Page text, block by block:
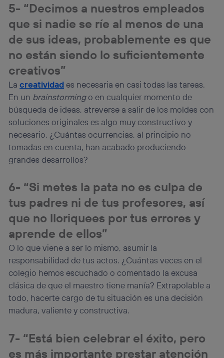
5- “Decimos a nuestros empleados
que si nadie se ríe al menos de una
de sus ideas, probablemente es que
no están siendo lo suficientemente
creativos”
Lacreatividades necesaria en casi todas las tareas.
En un brainstormingo en cualquier momento de
búsqueda de ideas, atreverse a salir de los moldes con
soluciones originales es algo muy constructivo y
necesario. ¿Cuántas ocurrencias, al principio no
tomadas en cuenta, han acabado produciendo
grandes desarrollos?
6- “Si metes la pata no es culpa de
tus padres ni de tus profesores, así
que no lloriquees por tus errores y
aprende de ellos”
O lo que viene a ser lo mismo, asumir la
responsabilidad de tus actos. ¿Cuántas veces en el
colegio hemos escuchado o comentado la excusa
clásica de que el maestro tiene manía? Extrapolable a
todo, hacerte cargo de tu situación es una decisión
madura, valiente y constructiva.
7- “Está bien celebrar el éxito, pero
es más importante prestar atención